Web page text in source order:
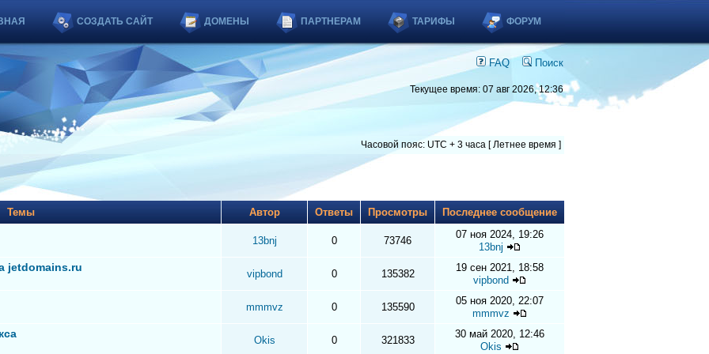
СОЗДАТЬ САЙТ ДОМЕНЫ ПАРТНЕРАМ ТАРИФЫ ФОРУМ
FAQ Поиск
Текущее время: 07 авг 2026, 12:36
Часовой пояс: UTC + 3 часа [ Летнее время ]
Темы Автор Ответы Просмотры Последнее сообщение
13bnj 0 73746
07 ноя 2024, 19:26
13bnj
jetdomains.ru
vipbond 0 135382
19 сен 2021, 18:58
vipbond
mmmvz 0 135590
05 ноя 2020, 22:07
mmmvz
Okis 0 321833
30 май 2020, 12:46
Okis